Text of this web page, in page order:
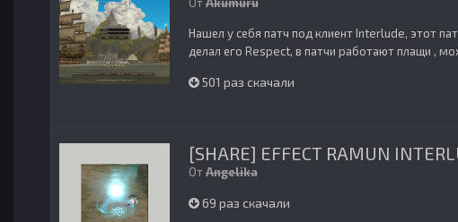
Нашел у себя патч под клиент Interlude, этот
делал его Respect, в патчи работают плащи ,
501 раз скачали
[SHARE] EFFECT RAMUN
ОтAngelika
69 раз скачали